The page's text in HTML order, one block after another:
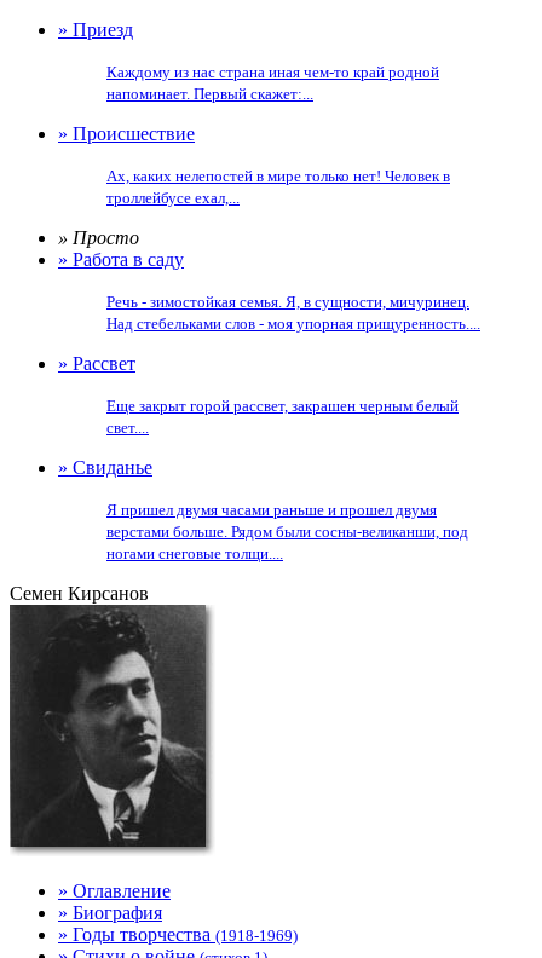
» Приезд
Каждому из нас страна иная чем-то край родной
напоминает. Первый скажет:...
» Происшествие
Ах, каких нелепостей в мире только нет! Человек в
троллейбусе ехал,...
» Просто
» Работа в саду
Речь - зимостойкая семья. Я, в сущности, мичуринец.
Над стебельками слов - моя упорная прищуренность....
» Рассвет
Еще закрыт горой рассвет, закрашен черным белый
свет....
» Свиданье
Я пришел двумя часами раньше и прошел двумя
верстами больше. Рядом были сосны-великанши, под
ногами снеговые толщи....
Семен Кирсанов
» Оглавление
» Биография
» Годы творчества (1918-1969)